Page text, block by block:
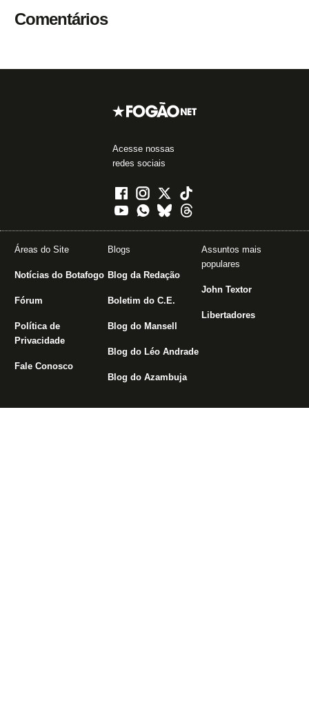
Comentários
Acesse nossas
redes sociais
Áreas do Site
Notícias do Botafogo
Fórum
Política de
Privacidade
Fale Conosco
Blogs
Blog da Redação
Boletim do C.E.
Blog do Mansell
Blog do Léo Andrade
Blog do Azambuja
Assuntos mais
populares
John Textor
Libertadores